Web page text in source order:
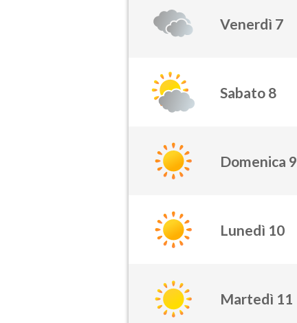
Venerdì 7
Sabato 8
Domenica 9
Lunedì 10
Martedì 11